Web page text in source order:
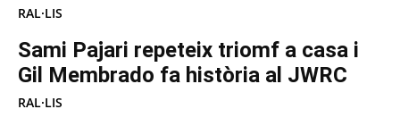
RAL·LIS
Sami Pajari repeteix triomf a casa i
Gil Membrado fa història al JWRC
RAL·LIS